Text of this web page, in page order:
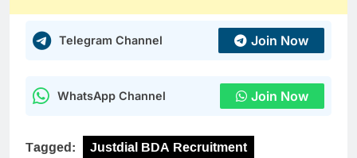
Telegram Channel Join Now
WhatsApp Channel Join Now
Tagged: Justdial BDA Recruitment